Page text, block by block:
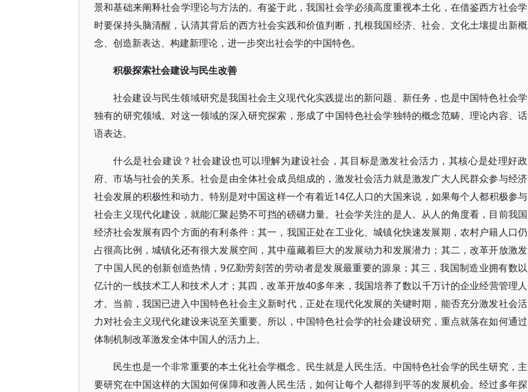
景和基础来阐释社会学理论与方法的。有鉴于此，我国社会学必须高度重视本土化，在借鉴西方社会学
时要保持头脑清醒，认清其背后的西方社会实践和价值判断，扎根我国经济、社会、文化土壤提出新概
念、创造新表达、构建新理论，进一步突出社会学的中国特色。
积极探索社会建设与民生改善
社会建设与民生领域研究是我国社会主义现代化实践提出的新问题、新任务，也是中国特色社会学
独有的研究领域。对这一领域的深入研究探索，形成了中国特色社会学独特的概念范畴、理论内容、话
语表达。
什么是社会建设？社会建设也可以理解为建设社会，其目标是激发社会活力，其核心是处理好政
府、市场与社会的关系。社会是由全体社会成员组成的，激发社会活力就是激发广大人民群众参与经济
社会发展的积极性和动力。特别是对中国这样一个有着近14亿人口的大国来说，如果每个人都积极参与
社会主义现代化建设，就能汇聚起势不可挡的磅礴力量。社会学关注的是人。从人的角度看，目前我国
经济社会发展有四个方面的有利条件：其一，我国正处在工业化、城镇化快速发展期，农村户籍人口仍
占很高比例，城镇化还有很大发展空间，其中蕴藏着巨大的发展动力和发展潜力；其二，改革开放激发
了中国人民的创新创造热情，9亿勤劳刻苦的劳动者是发展最重要的源泉；其三，我国制造业拥有数以
亿计的一线技术工人和技术人才；其四，改革开放40多年来，我国培养了数以千万计的企业经营管理人
才。当前，我国已进入中国特色社会主义新时代，正处在现代化发展的关键时期，能否充分激发社会活
力对社会主义现代化建设来说至关重要。所以，中国特色社会学的社会建设研究，重点就落在如何通过
体制机制改革激发全体中国人的活力上。
民生也是一个非常重要的本土化社会学概念。民生就是人民生活。中国特色社会学的民生研究，主
要研究在中国这样的大国如何保障和改善人民生活，如何让每个人都得到平等的发展机会。经过多年探